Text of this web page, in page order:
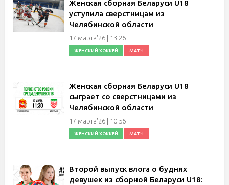
Женская сборная Беларуси U18
уступила сверстницам из
Челябинской области
17 марта'26 | 13:26
ЖЕНСКИЙ ХОККЕЙ МАТЧ
Женская сборная Беларуси U18
сыграет со сверстницами из
Челябинской области
17 марта'26 | 10:56
ЖЕНСКИЙ ХОККЕЙ МАТЧ
Второй выпуск влога о буднях
девушек из сборной Беларуси U18: